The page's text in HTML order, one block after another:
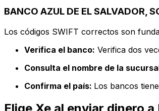
BANCO AZUL DE EL SALVADOR,
Los códigos SWIFT correctos son
Verifica el banco: Verifica dos
Consulta el nombre de la
Confirma el país: Los bancos
Elige Xe al enviar dinero a